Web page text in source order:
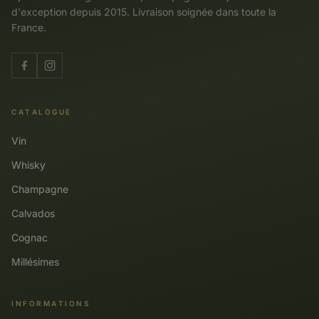
d'exception depuis 2015. Livraison soignée dans toute la
France.
CATALOGUE
Vin
Whisky
Champagne
Calvados
Cognac
Millésimes
INFORMATIONS